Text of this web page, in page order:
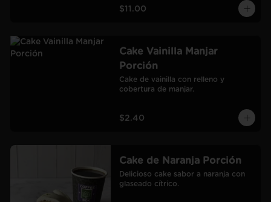
$11.00
Cake Vainilla Manjar
Porción
Cake de vainilla con relleno y
cobertura de manjar.
$2.40
Cake de Naranja Porción
Delicioso cake sabor a naranja con
glaseado cítrico.